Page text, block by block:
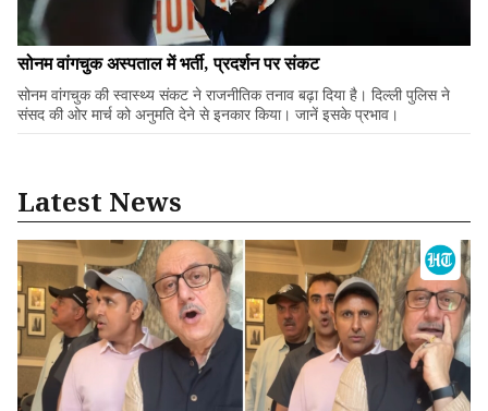
सोनम वांगचुक अस्पताल में भर्ती, प्रदर्शन पर संकट
सोनम वांगचुक की स्वास्थ्य संकट ने राजनीतिक तनाव बढ़ा दिया है। दिल्ली पुलिस ने
संसद की ओर मार्च को अनुमति देने से इनकार किया। जानें इसके प्रभाव।
Latest News